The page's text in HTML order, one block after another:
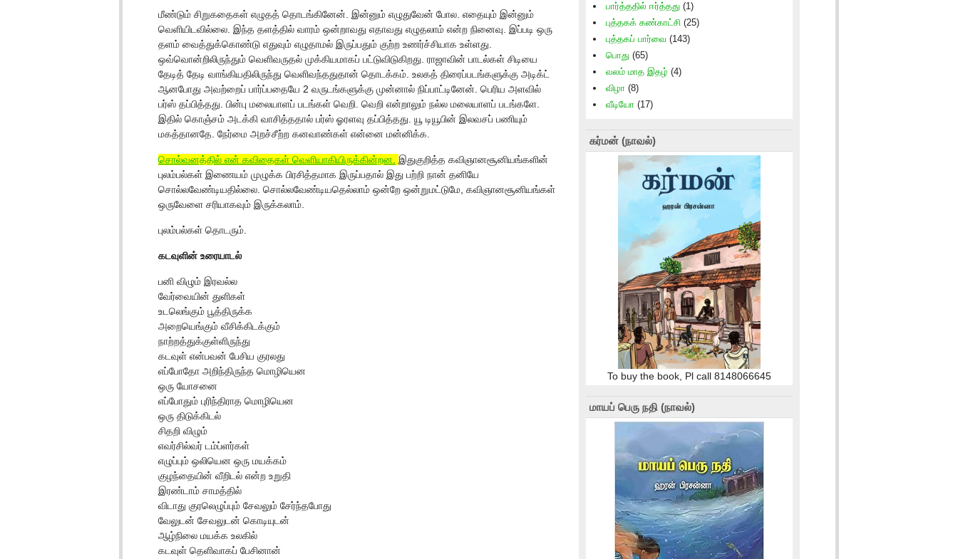
மீண்டும் சிறுகதைகள் எழுதத் தொடங்கினேன். இன்னும் எழுதுவேன் போல. எதையும் இன்னும்
வெளியிடவில்லை. இந்த தளத்தில் வாரம் ஒன்றாவது எதாவது எழுதலாம் என்ற நினைவு. இப்படி ஒரு
தளம் வைத்துக்கொண்டு எதுவும் எழுதாமல் இருப்பதும் குற்ற உணர்ச்சியாக உள்ளது.
ஒவ்வொன்றிலிருந்தும் வெளிவருதல் முக்கியமாகப் பட்டுவிடுகிறது. ராஜாவின் பாடல்கள் சிடியை
தேடித் தேடி வாங்கியதிலிருந்து வெளிவந்ததுதான் தொடக்கம். உலகத் திரைப்படங்களுக்கு அடிக்ட்
ஆனபோது அவற்றைப் பார்ப்பதையே 2 வருடங்களுக்கு முன்னால் நிப்பாட்டினேன். பெரிய அளவில்
பர்ஸ் தப்பித்தது. பின்பு மலையாளப் படங்கள் வெறி. வெறி என்றாலும் நல்ல மலையாளப் படங்களே.
இதில் கொஞ்சம் அடக்கி வாசித்ததால் பர்ஸ் ஓரளவு தப்பித்தது. யூ டியூபின் இலவசப் பணியும்
மகத்தானதே. நேர்மை அறச்சீற்ற கனவாண்கள் என்னை மன்னிக்க.
சொல்வனத்தில் என் கவிதைகள் வெளியாகியிருக்கின்றன. இதுகுறித்த கவிஞானசூனியங்களின்
புலம்பல்கள் இணையம் முழுக்க பிரசித்தமாக இருப்பதால் இது பற்றி நான் தனியே
சொல்லவேண்டியதில்லை. சொல்லவேண்டியதெல்லாம் ஒன்றே ஒன்றுமட்டுமே, கவிஞானசூனியங்கள்
ஒருவேளை சரியாகவும் இருக்கலாம்.
புலம்பல்கள் தொடரும்.
கடவுளின் உரையாடல்
பனி விழும் இரவல்ல
வேர்வையின் துளிகள்
உடலெங்கும் பூத்திருக்க
அறையெங்கும் வீசிக்கிடக்கும்
நாற்றத்துக்குள்ளிருந்து
கடவுள் என்பவன் பேசிய குரலது
எப்போதோ அறிந்திருந்த மொழியென
ஒரு யோசனை
எப்போதும் புரிந்திராத மொழியென
ஒரு திடுக்கிடல்
சிதறி விழும்
எவர்சில்வர் டம்ப்ளர்கள்
எழுப்பும் ஒலியென ஒரு மயக்கம்
குழந்தையின் வீறிடல் என்ற உறுதி
இரண்டாம் சாமத்தில்
விடாது குரலெழுப்பும் சேவலும் சேர்ந்தபோது
வேலுடன் சேவலுடன் கொடியுடன்
ஆழ்நிலை மயக்க உலகில்
கடவுள் தெளிவாகப் பேசினான்
பார்த்ததில் ஈர்த்தது(1)
புத்தகக் கண்காட்சி(25)
புத்தகப் பார்வை (143)
பொது(65)
வலம் மாத இதழ் (4)
விழா (8)
வீடியோ (17)
கர்மன் (நாவல்)
To buy the book, Pl call 8148066645
மாயப் பெரு நதி (நாவல்)